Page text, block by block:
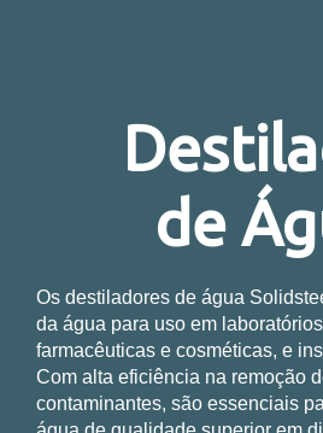
de
Os destiladores de água
da água para uso em
farmacêuticas e cosméticas, e
Com alta eficiência na remoção
contaminantes, são essenciais